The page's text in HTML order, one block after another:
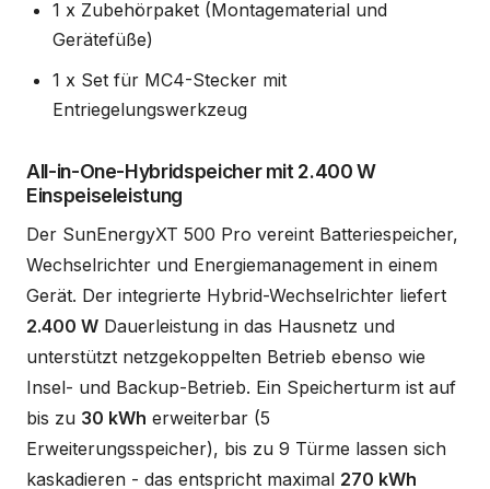
1 x Zubehörpaket (Montagematerial und
Gerätefüße)
1 x Set für MC4-Stecker mit
Entriegelungswerkzeug
All-in-One-Hybridspeicher mit 2.400 W
Einspeiseleistung
Der SunEnergyXT 500 Pro vereint Batteriespeicher,
Wechselrichter und Energiemanagement in einem
Gerät. Der integrierte Hybrid-Wechselrichter liefert
2.400 W Dauerleistung in das Hausnetz und
unterstützt netzgekoppelten Betrieb ebenso wie
Insel- und Backup-Betrieb. Ein Speicherturm ist auf
bis zu 30 kWh erweiterbar (5
Erweiterungsspeicher), bis zu 9 Türme lassen sich
kaskadieren - das entspricht maximal 270 kWh